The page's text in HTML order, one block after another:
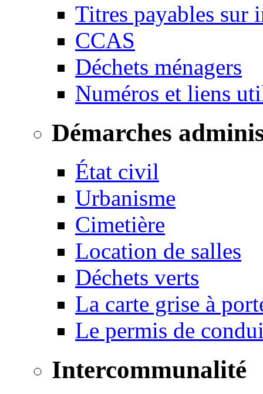
Titres payables sur
CCAS
Déchets ménagers
Numéros et liens
Démarches
État civil
Urbanisme
Cimetière
Location de salles
Déchets verts
La carte grise à
Le permis de
Intercommunalité